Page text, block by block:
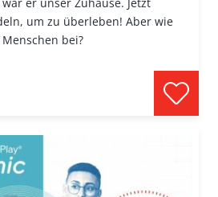
um zu überleben! Aber wie
bei?